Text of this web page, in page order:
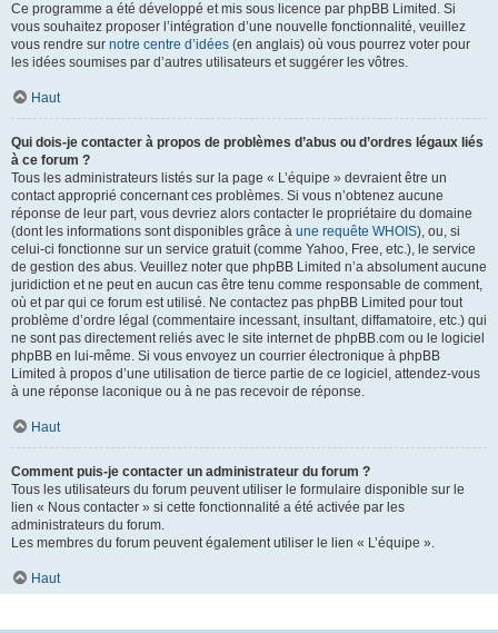
Ce programme a été développé et mis sous licence par phpBB Limited. Si
vous souhaitez proposer l’intégration d’une nouvelle fonctionnalité, veuillez
vous rendre sur notre centre d’idées (en anglais) où vous pourrez voter pour
les idées soumises par d’autres utilisateurs et suggérer les vôtres.
Haut
Qui dois-je contacter à propos de problèmes d’abus ou d’ordres légaux liés
à ce forum ?
Tous les administrateurs listés sur la page « L’équipe » devraient être un
contact approprié concernant ces problèmes. Si vous n’obtenez aucune
réponse de leur part, vous devriez alors contacter le propriétaire du domaine
(dont les informations sont disponibles grâce à une requête WHOIS), ou, si
celui-ci fonctionne sur un service gratuit (comme Yahoo, Free, etc.), le service
de gestion des abus. Veuillez noter que phpBB Limited n’a absolument aucune
juridiction et ne peut en aucun cas être tenu comme responsable de comment,
où et par qui ce forum est utilisé. Ne contactez pas phpBB Limited pour tout
problème d’ordre légal (commentaire incessant, insultant, diffamatoire, etc.) qui
ne sont pas directement reliés avec le site internet de phpBB.com ou le logiciel
phpBB en lui-même. Si vous envoyez un courrier électronique à phpBB
Limited à propos d’une utilisation de tierce partie de ce logiciel, attendez-vous
à une réponse laconique ou à ne pas recevoir de réponse.
Haut
Comment puis-je contacter un administrateur du forum ?
Tous les utilisateurs du forum peuvent utiliser le formulaire disponible sur le
lien « Nous contacter » si cette fonctionnalité a été activée par les
administrateurs du forum.
Les membres du forum peuvent également utiliser le lien « L’équipe ».
Haut